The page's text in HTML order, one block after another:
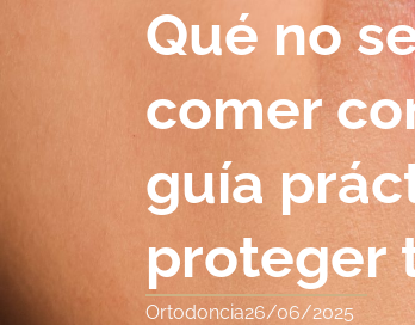
Qué no
comer
guía
proteger
Ortodoncia26/06/2025